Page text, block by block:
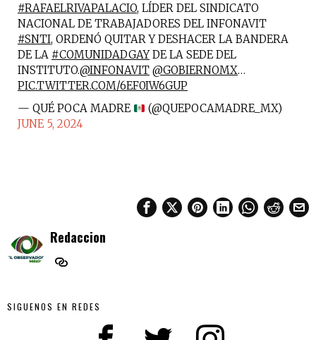
#RAFAELRIVAPALACIO, LÍDER DEL SINDICATO
NACIONAL DE TRABAJADORES DEL INFONAVIT
#SNTI, ORDENÓ QUITAR Y DESHACER LA BANDERA
DE LA #COMUNIDADGAYDE LA SEDE DEL
INSTITUTO.@INFONAVIT @GOBIERNOMX…
PIC.TWITTER.COM/6EF0IW6GUP
— QUÉ POCA MADRE
(@QUEPOCAMADRE_MX)
JUNE 5, 2024
Redaccion
SIGUENOS EN REDES